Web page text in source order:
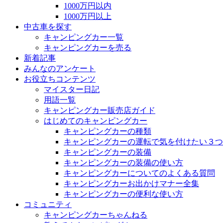
1000万円以内
1000万円以上
中古車を探す
キャンピングカー一覧
キャンピングカーを売る
新着記事
みんなのアンケート
お役立ちコンテンツ
マイスター日記
用語一覧
キャンピングカー販売店ガイド
はじめてのキャンピングカー
キャンピングカーの種類
キャンピングカーの運転で気を付けたい３
キャンピングカーの装備
キャンピングカーの装備の使い方
キャンピングカーについてのよくある質問
キャンピングカーお出かけマナー全集
キャンピングカーの便利な使い方
コミュニティ
キャンピングカーちゃんねる